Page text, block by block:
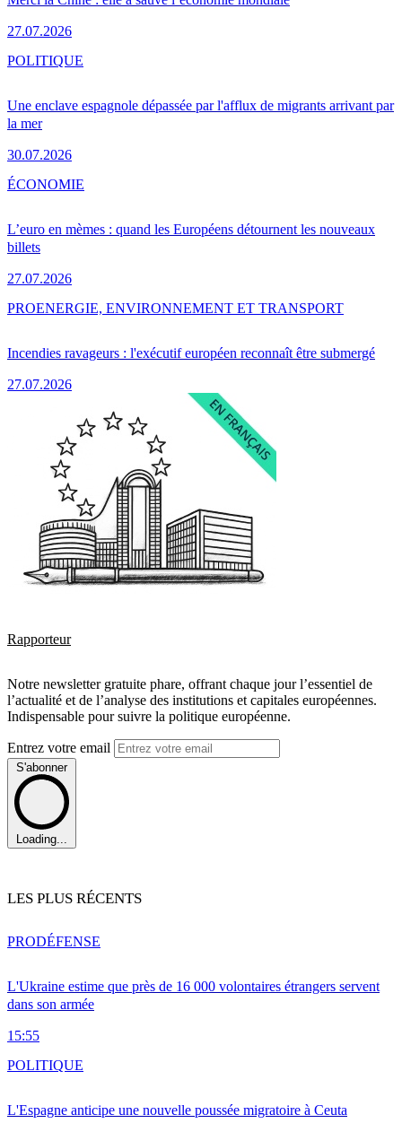
27.07.2026
Une enclave espagnole dépassée par l'afflux de migrants arrivant par
la mer
30.07.2026
POLITIQUE
L’euro en mèmes : quand les Européens détournent les nouveaux
billets
27.07.2026
ÉCONOMIE
Incendies ravageurs : l'exécutif européen reconnaît être submergé
27.07.2026
PROENERGIE, ENVIRONNEMENT ET TRANSPORT
Rapporteur
Notre newsletter gratuite phare, offrant chaque jour l’essentiel de
l’actualité et de l’analyse des institutions et capitales européennes.
Indispensable pour suivre la politique européenne.
Entrez votre email
S'abonner
Loading...
LES PLUS RÉCENTS
L'Ukraine estime que près de 16 000 volontaires étrangers servent
dans son armée
15:55
PRODÉFENSE
L'Espagne anticipe une nouvelle poussée migratoire à Ceuta
POLITIQUE